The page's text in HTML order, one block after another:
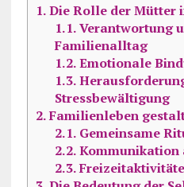
1.Die Rolle der Mütter
1.1.Verantwortung
Familienalltag
1.2.Emotionale
1.3.
Stressbewältigung
2.Familienleben
2.1.Gemeinsame
2.2.Kommunikation
2.3.